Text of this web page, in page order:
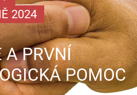
2024
A PRVNÍ
POMOC